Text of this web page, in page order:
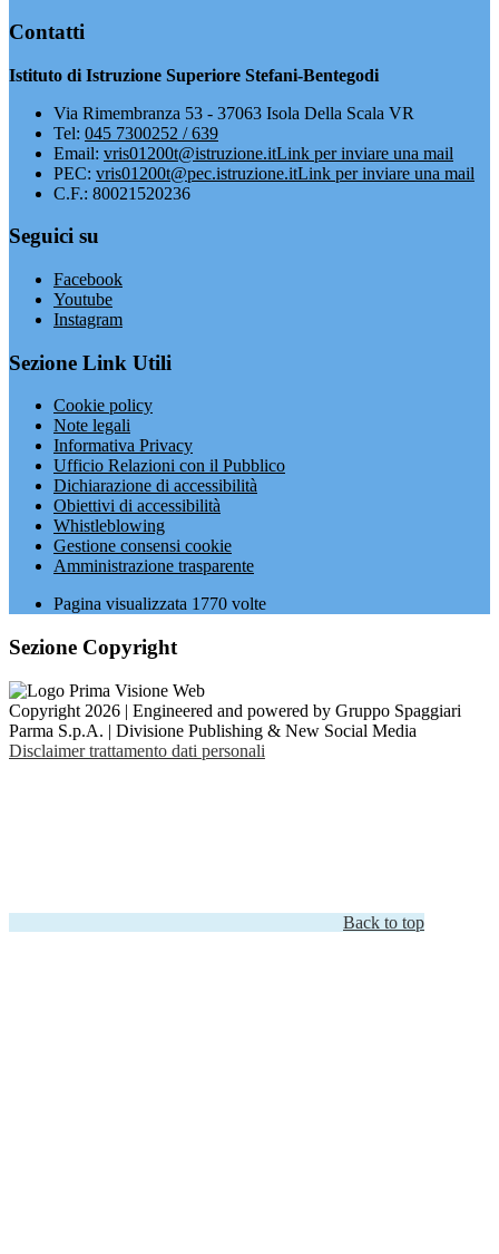
Contatti
Istituto di Istruzione Superiore Stefani-Bentegodi
Via Rimembranza 53 - 37063 Isola Della Scala VR
Tel: 045 7300252 / 639
Email: vris01200t@istruzione.itLink per inviare una mail
PEC: vris01200t@pec.istruzione.itLink per inviare una mail
C.F.: 80021520236
Seguici su
Facebook
Youtube
Instagram
Sezione Link Utili
Cookie policy
Note legali
Informativa Privacy
Ufficio Relazioni con il Pubblico
Dichiarazione di accessibilità
Obiettivi di accessibilità
Whistleblowing
Gestione consensi cookie
Amministrazione trasparente
Pagina visualizzata 1770 volte
Sezione Copyright
Copyright 2026 | Engineered and powered by Gruppo Spaggiari
Parma S.p.A. | Divisione Publishing & New Social Media
Disclaimer trattamento dati personali
Back to top